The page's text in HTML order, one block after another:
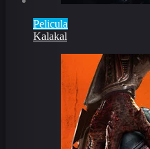
Pelicula
Kalakal